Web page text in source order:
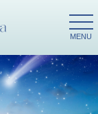
MENU